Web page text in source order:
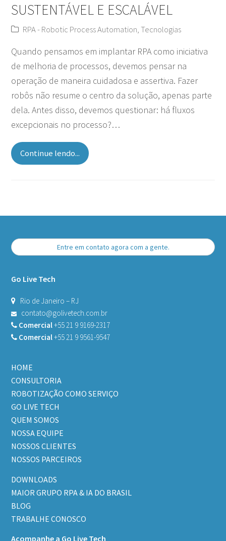
SUSTENTÁVEL E ESCALÁVEL
RPA - Robotic Process Automation, Tecnologias
Quando pensamos em implantar RPA como iniciativa
de melhoria de processos, devemos pensar na
operação de maneira cuidadosa e assertiva. Fazer
robôs não resume o centro da solução, apenas parte
dela. Antes disso, devemos questionar: há fluxos
excepcionais no processo?…
Continue lendo...
Entre em contato agora com a gente.
Go Live Tech
Rio de Janeiro – RJ
contato@golivetech.com.br
Comercial+55 21 9 9169-2317
Comercial+55 21 9 9561-9547
HOME
CONSULTORIA
ROBOTIZAÇÃO COMO SERVIÇO
GO LIVE TECH
QUEM SOMOS
NOSSA EQUIPE
NOSSOS CLIENTES
NOSSOS PARCEIROS
DOWNLOADS
MAIOR GRUPO RPA & IA DO BRASIL
BLOG
TRABALHE CONOSCO
Acompanhe a Go Live Tech